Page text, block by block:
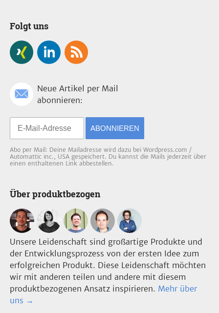
Folgt uns
Neue Artikel per Mail
abonnieren:
ABONNIEREN
Abo per Mail: Deine Mailadresse wird dazu bei Wordpress.com /
Automattic inc., USA gespeichert. Du kannst die Mails jederzeit über
einen enthaltenen Link abbestellen.
Über produktbezogen
Unsere Leidenschaft sind großartige Produkte und
der Entwicklungsprozess von der ersten Idee zum
erfolgreichen Produkt. Diese Leidenschaft möchten
wir mit anderen teilen und andere mit diesem
produktbezogenen Ansatz inspirieren. Mehr über
uns →